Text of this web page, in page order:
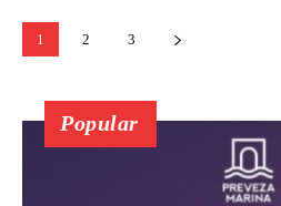
1 2 3
Popular